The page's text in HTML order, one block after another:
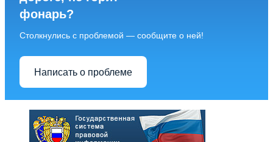
фонарь?
Столкнулись с проблемой — сообщите о ней!
Написать о проблеме